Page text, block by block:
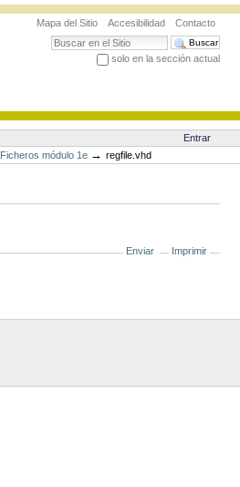
Mapa del Sitio Accesibilidad
Contacto
Buscar
solo en la sección actual
Entrar
Ficheros módulo 1e →regfile.vhd
Enviar Imprimir